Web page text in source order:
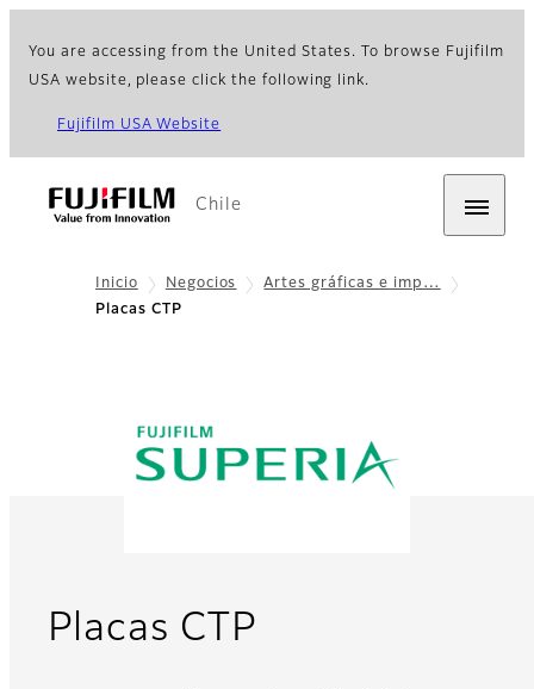
You are accessing from the United States. To browse Fujifilm
USA website, please click the following link.
Fujifilm USA Website
Chile
Inicio Negocios
Artes gráficas e imp…
Placas CTP
Placas CTP- Visión